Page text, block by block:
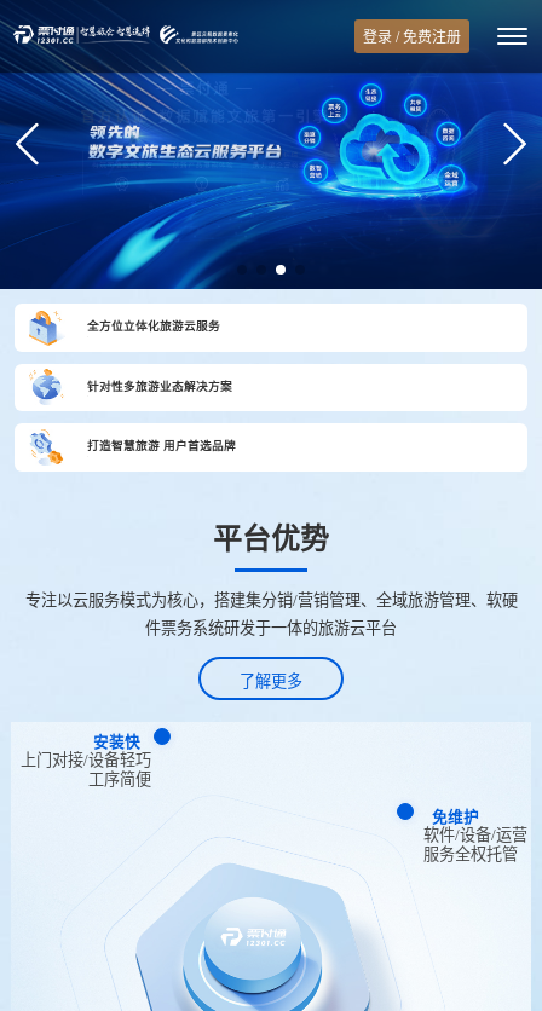
登录 / 免费注册
全方位立体化旅游云服务
针对性多旅游业态解决方案
打造智慧旅游 用户首选品牌
平台优势
专注以云服务模式为核心，搭建集分销/营销管理、全域旅游管理、软硬
件票务系统研发于一体的旅游云平台
了解更多
安装快
上门对接/设备轻巧
工序简便
免维护
软件/设备/运营
服务全权托管